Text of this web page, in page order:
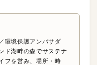
環境保護アンバサダ
ド湖畔の森でサステナ
フを営み、場所・時